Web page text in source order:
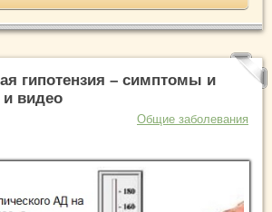
гипотензия – симптомы и
видео
Общие заболевания